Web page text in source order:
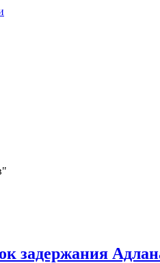
задержания